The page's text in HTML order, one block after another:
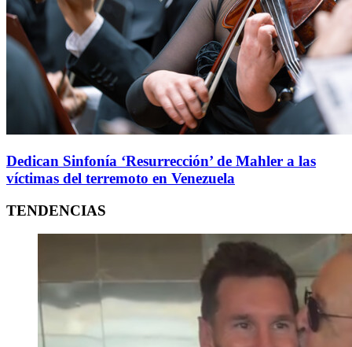
Dedican Sinfonía ‘Resurrección’ de Mahler a las
víctimas del terremoto en Venezuela
TENDENCIAS